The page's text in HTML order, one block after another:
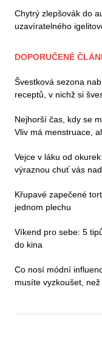
Chytrý zlepšovák do
uzavíratelného
DOPORUČENÉ
Švestková sezona
receptů, v nichž si
Nejhorší čas, kdy se
Vliv má menstruace,
Vejce v láku od
výraznou chuť vás
Křupavé zapečené
jednom plechu
Víkend pro sebe: 5
do kina
Co nosí módní
musíte vyzkoušet,